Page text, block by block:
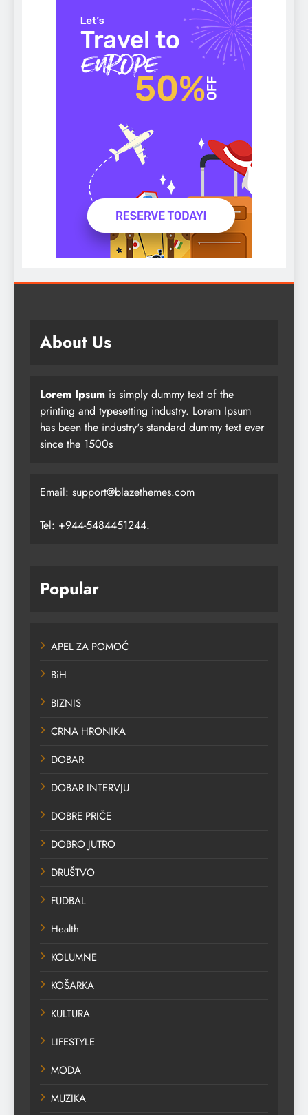
About Us
Lorem Ipsum is simply dummy text of the
printing and typesetting industry. Lorem Ipsum
has been the industry's standard dummy text ever
since the 1500s
Email: support@blazethemes.com
Tel: +944-5484451244.
Popular
APEL ZA POMOĆ
BiH
BIZNIS
CRNA HRONIKA
DOBAR
DOBAR INTERVJU
DOBRE PRIČE
DOBRO JUTRO
DRUŠTVO
FUDBAL
Health
KOLUMNE
KOŠARKA
KULTURA
LIFESTYLE
MODA
MUZIKA